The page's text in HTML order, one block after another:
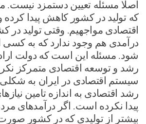
اصلا مسئله تعیین دستمزد نیست.
که تولید در کشور کاهش پیدا کرده
اقتصادی مواجهیم. وقتی تولید در
درآمدی هم وجود ندارد که به
شود. مسئله این است که دولت
رشد و توسعه اقتصادی متمرکز
سیستم اقتصادی در ایران به
رشد اقتصادی به اندازه تامین
پیدا نکرده است. اگر درآمد‌های
بیشتر از تولیدی که در کشور